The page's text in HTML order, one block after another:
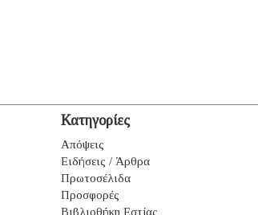
Κατηγορίες
Απόψεις
Ειδήσεις / Άρθρα
Πρωτοσέλιδα
Προσφορές
Βιβλιοθήκη Εστίας